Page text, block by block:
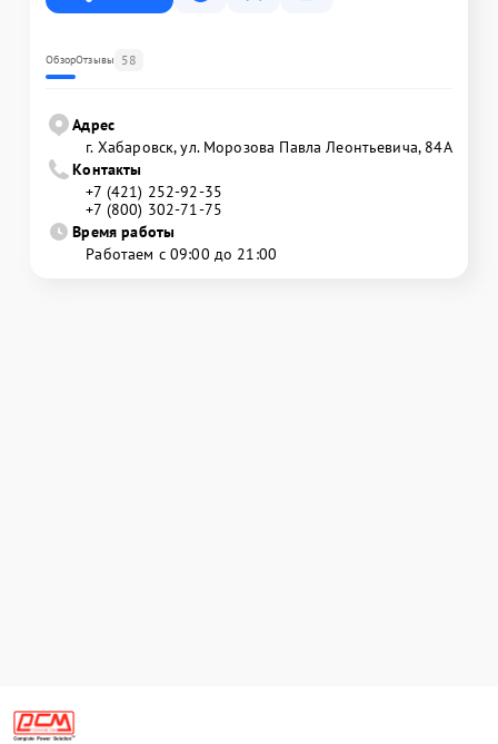
ОбзорОтзывы 58
Адрес
г. Хабаровск, ул. Морозова Павла Леонтьевича, 84А
Контакты
+7 (421) 252-92-35
+7 (800) 302-71-75
Время работы
Работаем с 09:00 до 21:00